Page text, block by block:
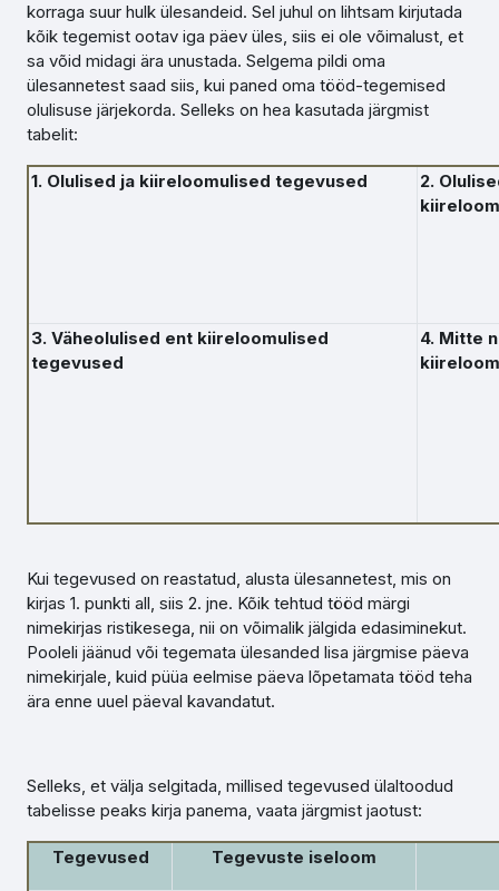
korraga suur hulk ülesandeid. Sel juhul on lihtsam kirjutada
kõik tegemist ootav iga päev üles, siis ei ole võimalust, et
sa võid midagi ära unustada. Selgema pildi oma
ülesannetest saad siis, kui paned oma tööd-tegemised
olulisuse järjekorda. Selleks on hea kasutada järgmist
tabelit:
1. Olulised ja kiireloomulised tegevused
2.
3. Väheolulised ent kiireloomulised
tegevused
4. Mitte
Kui tegevused on reastatud, alusta ülesannetest, mis on
kirjas 1. punkti all, siis 2. jne. Kõik tehtud tööd märgi
nimekirjas ristikesega, nii on võimalik jälgida edasiminekut.
Pooleli jäänud või tegemata ülesanded lisa järgmise päeva
nimekirjale, kuid püüa eelmise päeva lõpetamata tööd teha
ära enne uuel päeval kavandatut.
Selleks, et välja selgitada, millised tegevused ülaltoodud
tabelisse peaks kirja panema, vaata järgmist jaotust:
Tegevused Tegevuste iseloom